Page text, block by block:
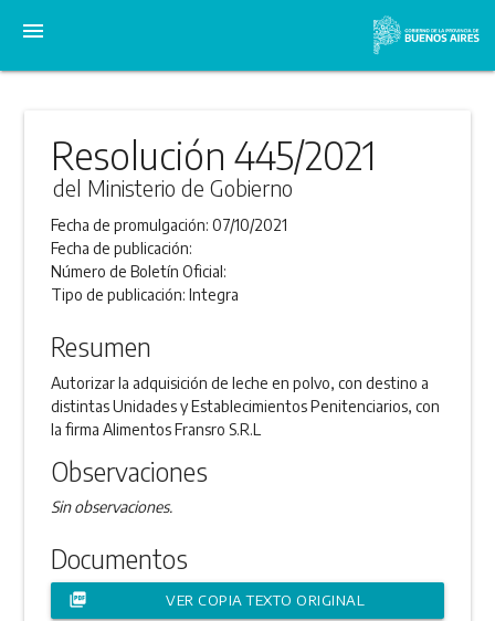
menu
Resolución 445/2021
del Ministerio de Gobierno
Fecha de promulgación:07/10/2021
Fecha de publicación:
Número de Boletín Oficial:
Tipo de publicación:Integra
Resumen
Autorizar la adquisición de leche en polvo, con destino a
distintas Unidades y Establecimientos Penitenciarios, con
la firma Alimentos Fransro S.R.L
Observaciones
Sin observaciones.
Documentos
picture_as_pdf VER COPIA TEXTO ORIGINAL